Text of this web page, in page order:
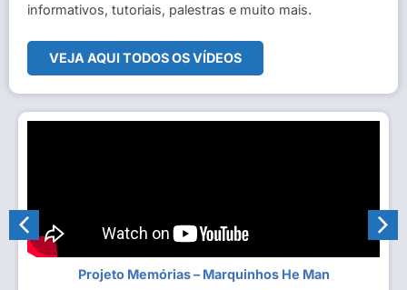
informativos, tutoriais, palestras e muito mais.
VEJA AQUI TODOS OS VÍDEOS
Projeto Memórias – Marquinhos He Man